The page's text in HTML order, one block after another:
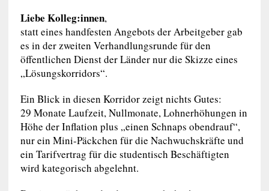
Liebe Kolleg:innen,
statt eines handfesten Angebots der Arbeitgeber gab
es in der zweiten Verhandlungsrunde für den
öffentlichen Dienst der Länder nur die Skizze eines
„Lösungskorridors“.
Ein Blick in diesen Korridor zeigt nichts Gutes:
29 Monate Laufzeit, Nullmonate, Lohnerhöhungen in
Höhe der Inflation plus „einen Schnaps obendrauf“,
nur ein Mini-Päckchen für die Nachwuchskräfte und
ein Tarifvertrag für die studentisch Beschäftigten
wird kategorisch abgelehnt.